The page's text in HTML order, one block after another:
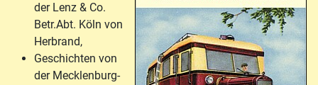
der Lenz & Co.
Betr.Abt. Köln von
Herbrand,
Geschichten von
der Mecklenburg-